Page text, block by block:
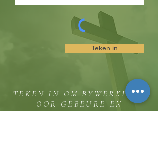
Teken in
TEKEN IN OM BYWERKINGS
OOR GEBEURE EN
BEDIENINGGELEENTHEDE TE